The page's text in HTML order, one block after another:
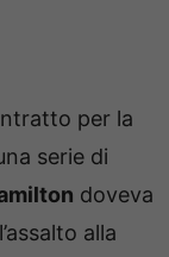
per la
serie di
doveva
alla